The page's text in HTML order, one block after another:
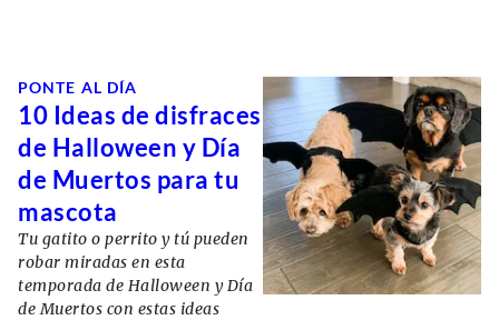
PONTE AL DÍA
10 Ideas de disfraces
de Halloween y Día
de Muertos para tu
mascota
Tu gatito o perrito y tú pueden
robar miradas en esta
temporada de Halloween y Día
de Muertos con estas ideas